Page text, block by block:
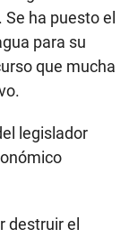
ha puesto el
para su
que mucha
legislador
destruir el